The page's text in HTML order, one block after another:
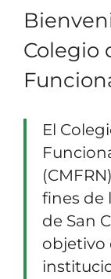
Colegio
El
fines de
de San
objetivo